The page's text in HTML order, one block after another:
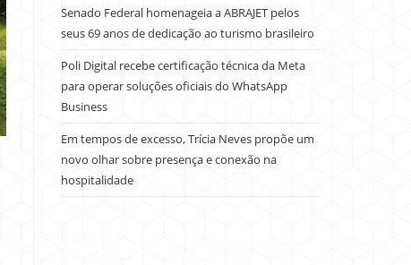
Senado Federal homenageia a ABRAJET pelos
seus 69 anos de dedicação ao turismo brasileiro
Poli Digital recebe certificação técnica da Meta
para operar soluções oficiais do WhatsApp
Business
Em tempos de excesso, Trícia Neves propõe um
novo olhar sobre presença e conexão na
hospitalidade